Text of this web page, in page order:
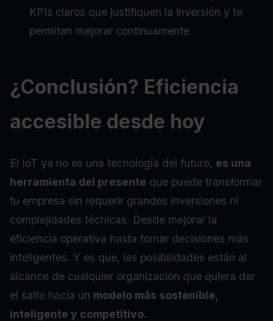
KPIs claros que justifiquen la inversión y te
permitan mejorar continuamente
¿Conclusión? Eficiencia
accesible desde hoy
El IoT ya no es una tecnología del futuro, es una
herramienta del presente que puede transformar
tu empresa sin requerir grandes inversiones ni
complejidades técnicas. Desde mejorar la
eficiencia operativa hasta tomar decisiones más
inteligentes. Y es que, las posibilidades están al
alcance de cualquier organización que quiera dar
el salto hacia un modelo más sostenible,
inteligente y competitivo.